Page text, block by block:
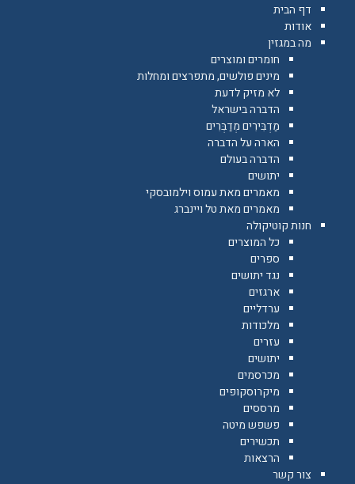
דף הבית
אודות
מה במגזין
חומרים ומוצרים
מינים פולשים, מתפרצים ומחלות
לא מזיק לדעת
הדברה בישראל
מַדְבִּירִים מְדַבְּרִים
הארה על הדברה
הדברה בעולם
יתושים
מאמרים מאת עמוס וילמובסקי
מאמרים מאת טל ויינברג
חנות קוטיקולה
כל המוצרים
ספרים
נגד יתושים
ארגזים
ערדליים
מלכודות
עזרים
יתושים
מכרסמים
מיקרוסקופים
מרססים
פשפש מיטה
תכשירים
הרצאות
צור קשר